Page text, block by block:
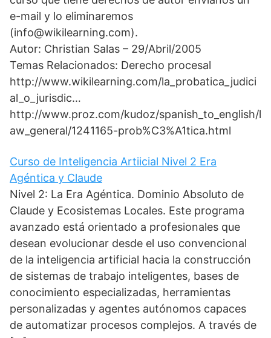
e-mail y lo eliminaremos
(info@wikilearning.com).
Autor: Christian Salas – 29/Abril/2005
Temas Relacionados: Derecho procesal
http://www.wikilearning.com/la_probatica_judici
al_o_jurisdic…
http://www.proz.com/kudoz/spanish_to_english/l
aw_general/1241165-prob%C3%A1tica.html
Curso de Inteligencia Artiicial Nivel 2 Era
Agéntica y Claude
Nivel 2: La Era Agéntica. Dominio Absoluto de
Claude y Ecosistemas Locales. Este programa
avanzado está orientado a profesionales que
desean evolucionar desde el uso convencional
de la inteligencia artificial hacia la construcción
de sistemas de trabajo inteligentes, bases de
conocimiento especializadas, herramientas
personalizadas y agentes autónomos capaces
de automatizar procesos complejos. A través de